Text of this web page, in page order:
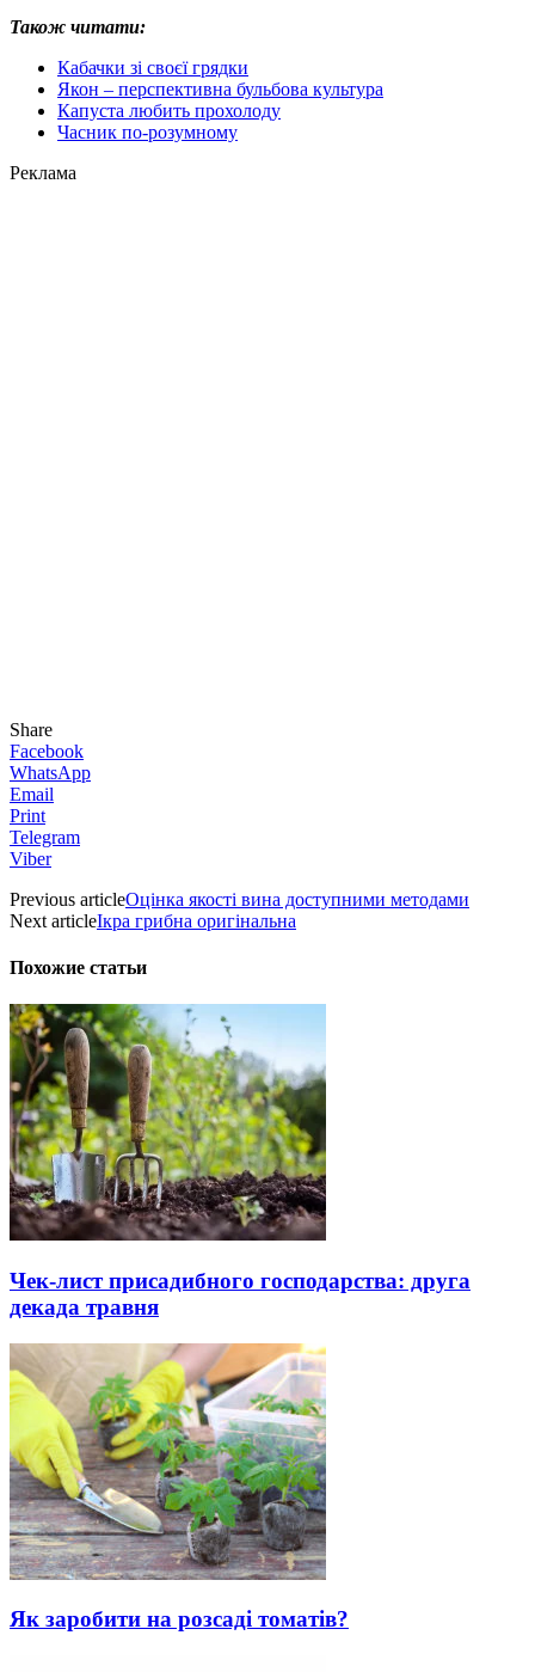
Також читати:
Кабачки зі своєї грядки
Якон – перспективна бульбова культура
Капуста любить прохолоду
Часник по-розумному
Реклама
Share
Facebook
WhatsApp
Email
Print
Telegram
Viber
Previous articleОцінка якості вина доступними методами
Next articleІкра грибна оригінальна
Похожие статьи
Чек-лист присадибного господарства: друга
декада травня
Як заробити на розсаді томатів?